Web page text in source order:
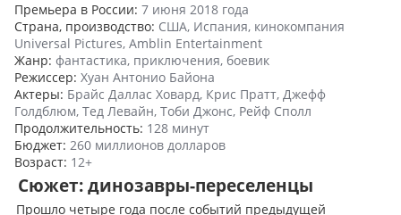
Премьера в России: 7 июня 2018 года
Страна, производство: США, Испания, кинокомпания
Universal Pictures, Amblin Entertainment
Жанр: фантастика, приключения, боевик
Режиссер: Хуан Антонио Байона
Актеры: Брайс Даллас Ховард, Крис Пратт, Джефф
Голдблюм, Тед Левайн, Тоби Джонс, Рейф Сполл
Продолжительность: 128 минут
Бюджет: 260 миллионов долларов
Возраст: 12+
Сюжет: динозавры-переселенцы
Прошло четыре года после событий предыдущей